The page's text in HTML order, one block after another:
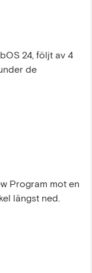
24, följt av 4
de
Program mot en
längst ned.